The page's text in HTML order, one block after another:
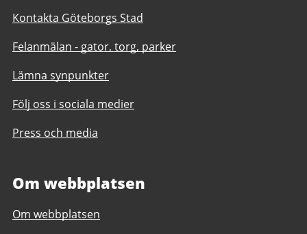
Kontakta Göteborgs Stad
Felanmälan - gator, torg, parker
Lämna synpunkter
Följ oss i sociala medier
Press och media
Om webbplatsen
Om webbplatsen